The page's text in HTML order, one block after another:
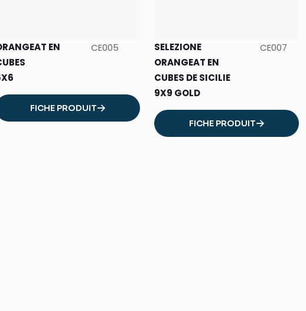
EN
CE005
FICHE PRODUIT
SELEZIONE
ORANGEAT EN
CUBES DE SICILIE
9X9 GOLD
CE007
FICHE PRODUIT